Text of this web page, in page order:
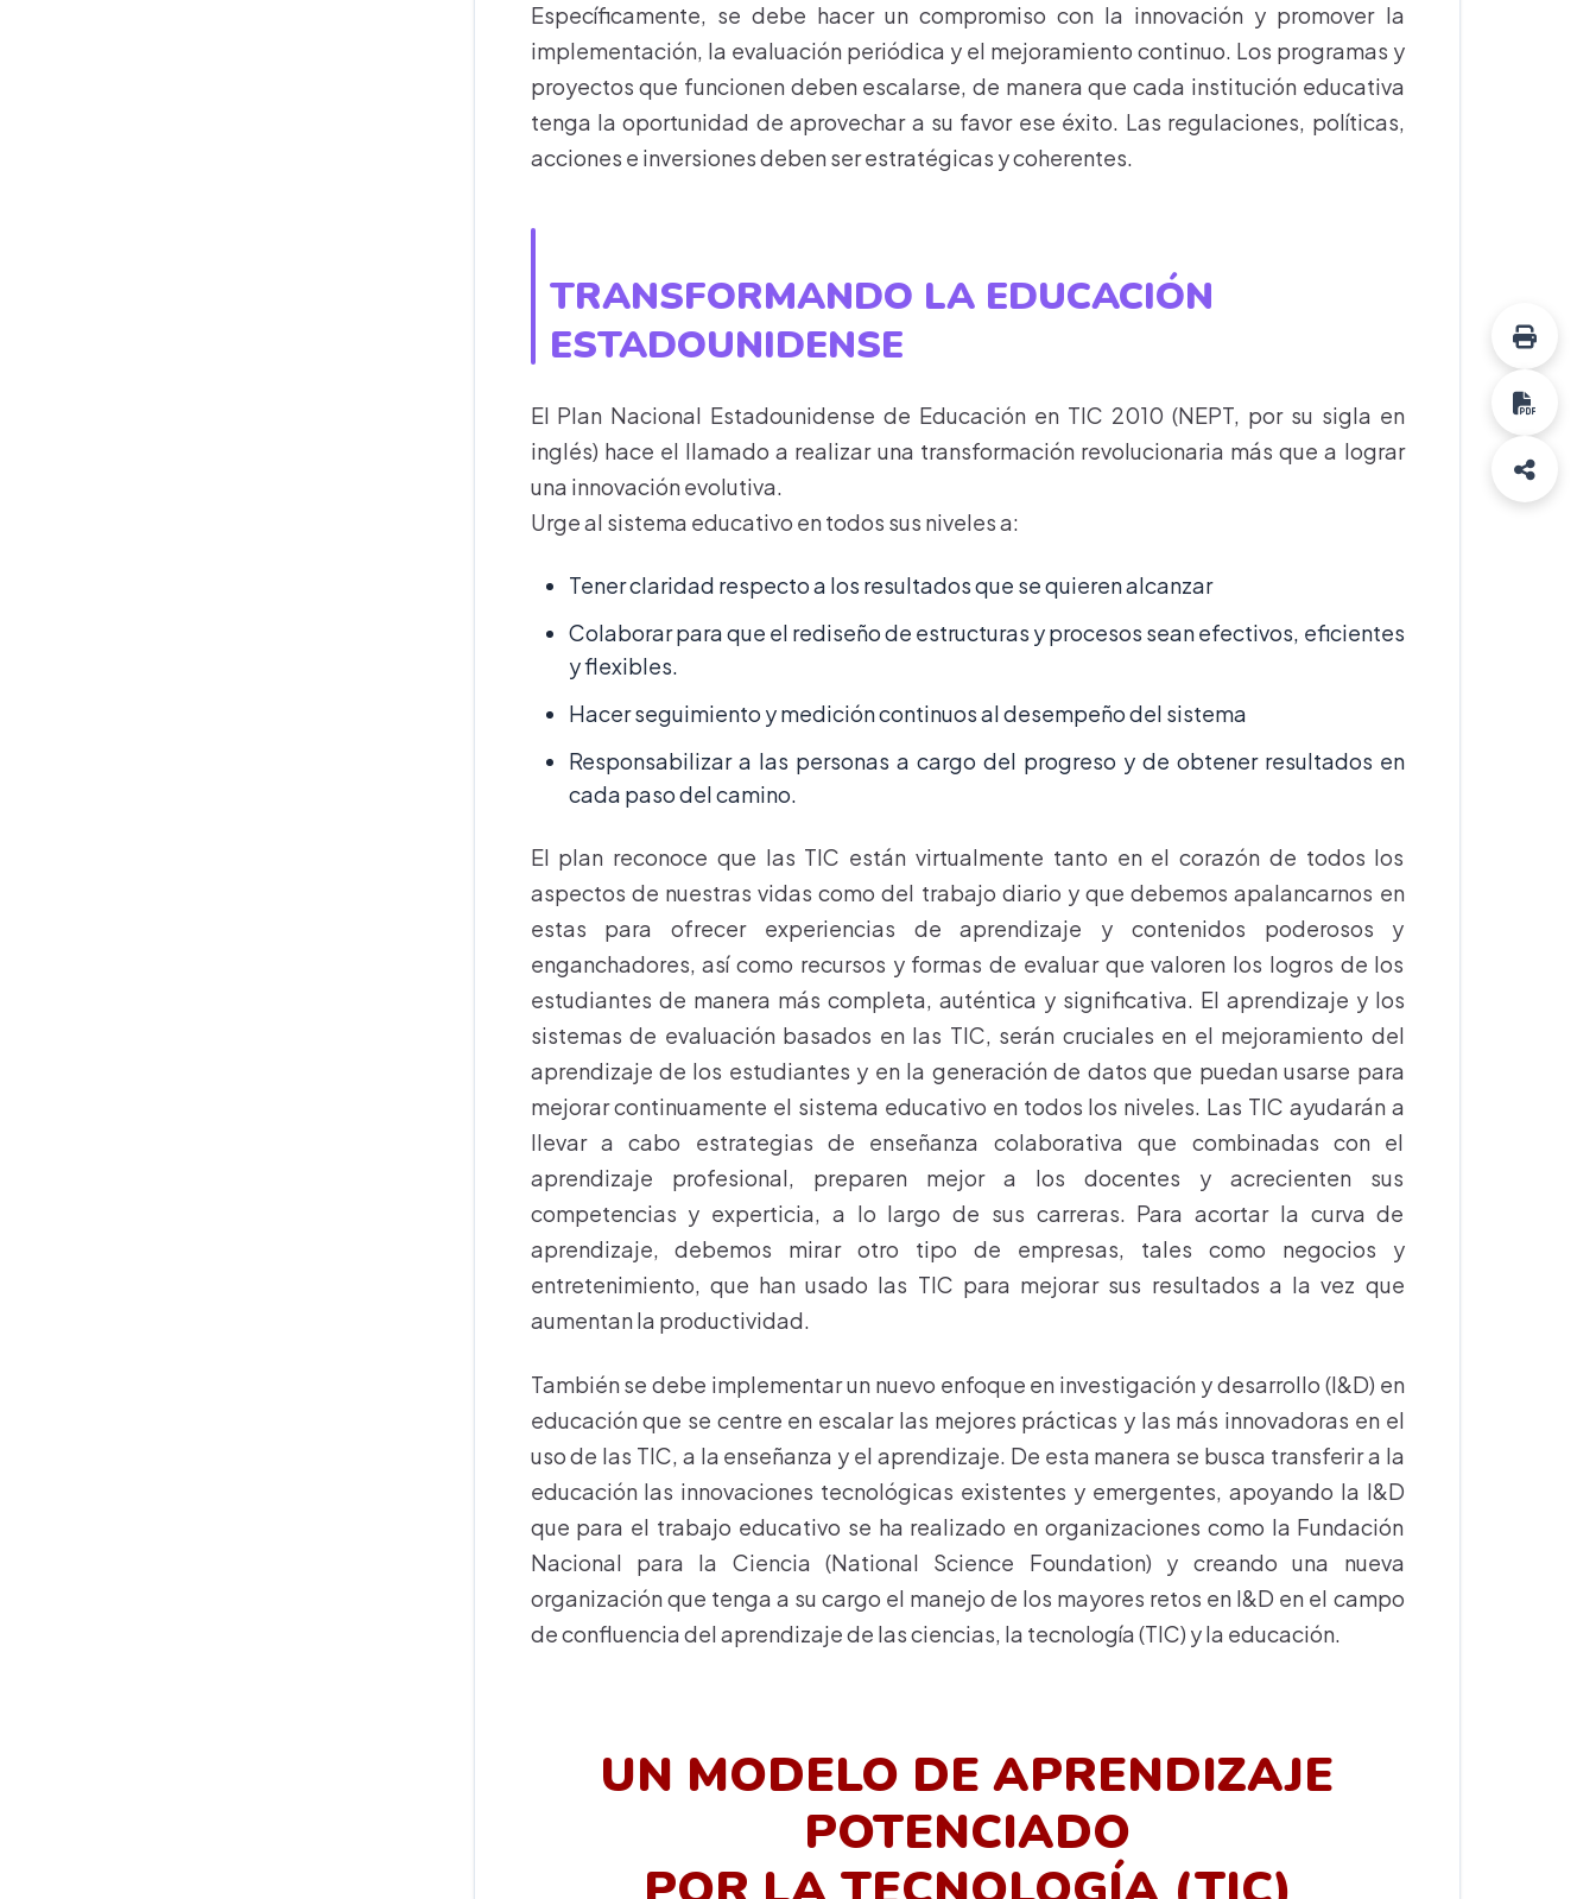
Específicamente, se debe hacer un compromiso con la innovación y promover la
implementación, la evaluación periódica y el mejoramiento continuo. Los programas y
proyectos que funcionen deben escalarse, de manera que cada institución educativa
tenga la oportunidad de aprovechar a su favor ese éxito. Las regulaciones, políticas,
acciones e inversiones deben ser estratégicas y coherentes.
TRANSFORMANDO LA EDUCACIÓN
ESTADOUNIDENSE
El Plan Nacional Estadounidense de Educación en TIC 2010 (NEPT, por su sigla en
inglés) hace el llamado a realizar una transformación revolucionaria más que a lograr
una innovación evolutiva.
Urge al sistema educativo en todos sus niveles a:
Tener claridad respecto a los resultados que se quieren alcanzar
Colaborar para que el rediseño de estructuras y procesos sean efectivos, eficientes
y flexibles.
Hacer seguimiento y medición continuos al desempeño del sistema
Responsabilizar a las personas a cargo del progreso y de obtener resultados en
cada paso del camino.
El plan reconoce que las TIC están virtualmente tanto en el corazón de todos los
aspectos de nuestras vidas como del trabajo diario y que debemos apalancarnos en
estas para ofrecer experiencias de aprendizaje y contenidos poderosos y
enganchadores, así como recursos y formas de evaluar que valoren los logros de los
estudiantes de manera más completa, auténtica y significativa. El aprendizaje y los
sistemas de evaluación basados en las TIC, serán cruciales en el mejoramiento del
aprendizaje de los estudiantes y en la generación de datos que puedan usarse para
mejorar continuamente el sistema educativo en todos los niveles. Las TIC ayudarán a
llevar a cabo estrategias de enseñanza colaborativa que combinadas con el
aprendizaje profesional, preparen mejor a los docentes y acrecienten sus
competencias y experticia, a lo largo de sus carreras. Para acortar la curva de
aprendizaje, debemos mirar otro tipo de empresas, tales como negocios y
entretenimiento, que han usado las TIC para mejorar sus resultados a la vez que
aumentan la productividad.
También se debe implementar un nuevo enfoque en investigación y desarrollo (I&D) en
educación que se centre en escalar las mejores prácticas y las más innovadoras en el
uso de las TIC, a la enseñanza y el aprendizaje. De esta manera se busca transferir a la
educación las innovaciones tecnológicas existentes y emergentes, apoyando la I&D
que para el trabajo educativo se ha realizado en organizaciones como la Fundación
Nacional para la Ciencia (National Science Foundation) y creando una nueva
organización que tenga a su cargo el manejo de los mayores retos en I&D en el campo
de confluencia del aprendizaje de las ciencias, la tecnología (TIC) y la educación.
UN MODELO DE APRENDIZAJE
POTENCIADO